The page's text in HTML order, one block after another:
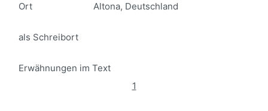
Ort Altona, Deutschland
als Schreibort
Erwähnungen im Text
1